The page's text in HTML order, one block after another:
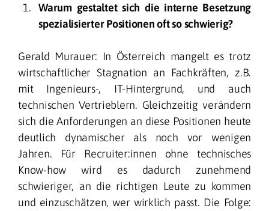
Warum gestaltet sich die interne Besetzung
spezialisierter Positionen oft so schwierig?
Gerald Murauer: In Österreich mangelt es trotz
wirtschaftlicher Stagnation an Fachkräften, z.B.
mit Ingenieurs-, IT-Hintergrund, und auch
technischen Vertrieblern. Gleichzeitig verändern
sich die Anforderungen an diese Positionen heute
deutlich dynamischer als noch vor wenigen
Jahren. Für Recruiter:innen ohne technisches
Know-how wird es dadurch zunehmend
schwieriger, an die richtigen Leute zu kommen
und einzuschätzen, wer wirklich passt. Die Folge: